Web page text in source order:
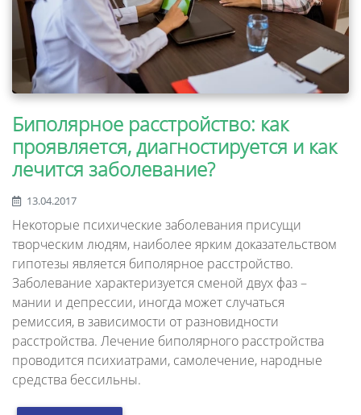
Биполярное расстройство: как
проявляется, диагностируется и как
лечится заболевание?
13.04.2017
Некоторые психические заболевания присущи
творческим людям, наиболее ярким доказательством
гипотезы является биполярное расстройство.
Заболевание характеризуется сменой двух фаз –
мании и депрессии, иногда может случаться
ремиссия, в зависимости от разновидности
расстройства. Лечение биполярного расстройства
проводится психиатрами, самолечение, народные
средства бессильны.